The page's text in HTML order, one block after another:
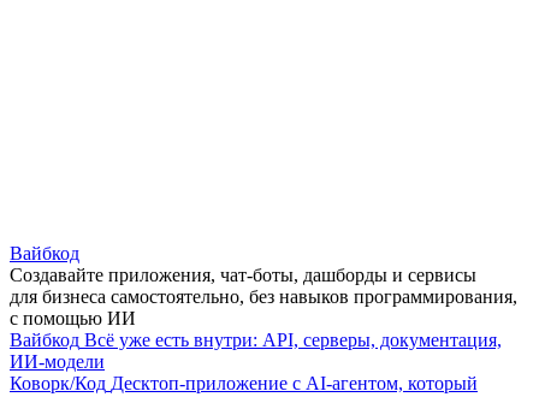
Вайбкод
Создавайте приложения, чат-боты, дашборды и сервисы
для бизнеса самостоятельно, без навыков программирования,
с помощью ИИ
Вайбкод Всё уже есть внутри: API, серверы, документация,
ИИ-модели
Коворк/Код Десктоп-приложение с AI-агентом, который